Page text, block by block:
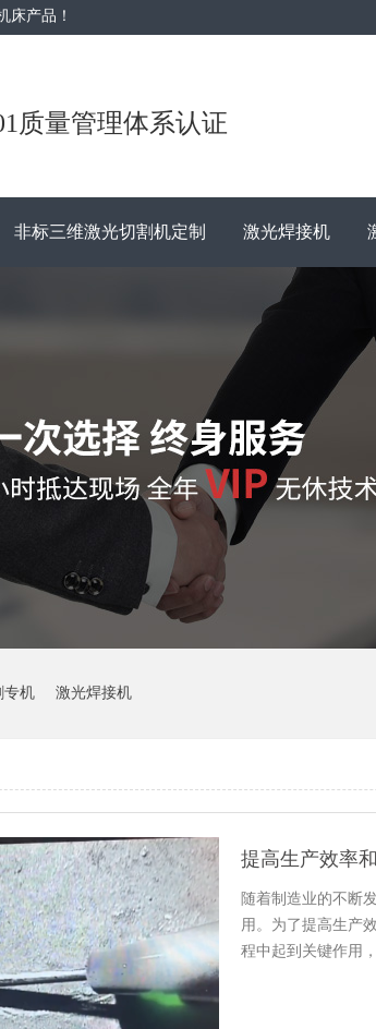
床产品！
质量管理体系认证
非标三维激光切割机定制 激光焊接机
专机 激光焊接机
随着制造业的不断
用。为了提高生产
程中起到关键作用